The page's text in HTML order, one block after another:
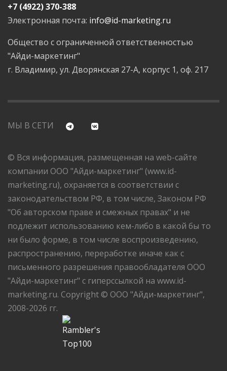
+7 (4922) 370-388
Электронная почта: info@id-marketing.ru
Общество с ограниченной ответственностью
"Айди-маркетинг"
г. Владимир, ул. Дворянская 27-А, корпус 1, оф. 217
МЫ В СЕТИ
© Вся информация, размещенная на web-сайте
компании ООО "Айди-маркетинг" (www.id-
marketing.ru), охраняется в соответствии с
законодательством РФ, в том числе, Законом РФ
"Об авторском праве и смежных правах" и не
подлежит использованию кем-либо в какой бы то
ни было форме, в том числе воспроизведению,
распространению, переработке иначе как с
письменного разрешения правообладателя ООО
"Айди-маркетинг" с гиперссылкой на www.id-
marketing.ru. Copyright © ООО "Айди-маркетинг",
2008-2026 гг.